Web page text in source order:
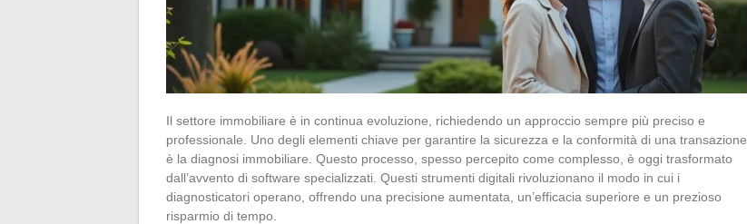
Il settore immobiliare è in continua evoluzione, richiedendo un approccio sempre più preciso e
professionale. Uno degli elementi chiave per garantire la sicurezza e la conformità di una transazione
è la diagnosi immobiliare. Questo processo, spesso percepito come complesso, è oggi trasformato
dall’avvento di software specializzati. Questi strumenti digitali rivoluzionano il modo in cui i
diagnosticatori operano, offrendo una precisione aumentata, un’efficacia superiore e un prezioso
risparmio di tempo.